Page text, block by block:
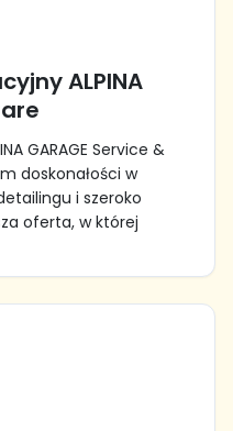
ALPINA
GARAGE Service &
doskonałości w
i szeroko
oferta, w której